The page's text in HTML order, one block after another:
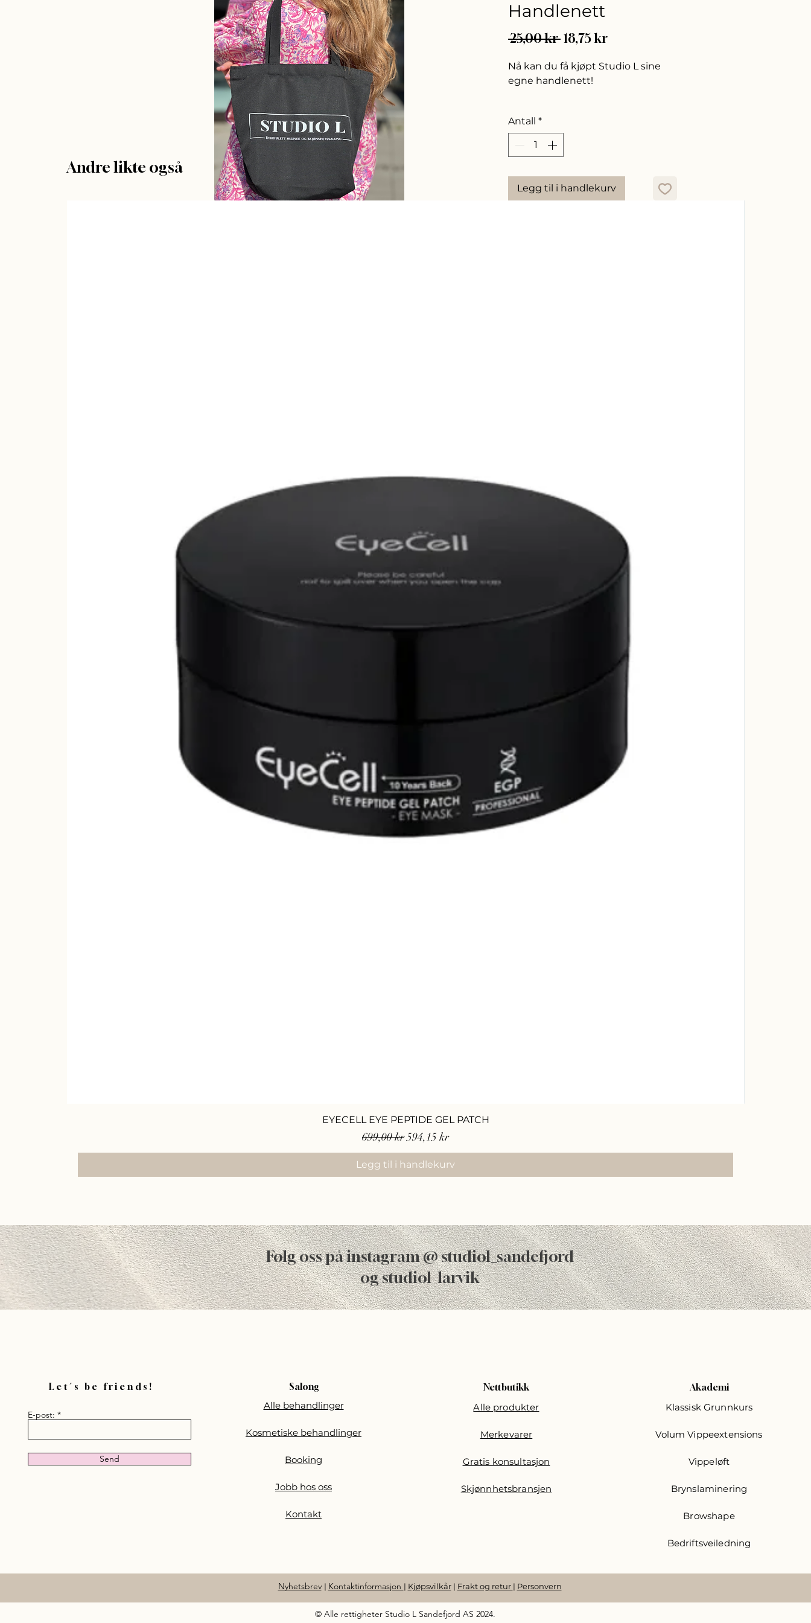
Handlenett
25,00 kr Vanlig
18,75 krSalgspris
Nå kan du få kjøpt Studio L sine
egne handlenett!
Antall *
Legg til i handlekurv
Andre likte også
EYECELL EYE PEPTIDE GEL PATCH
Vanlig pris
699,00 kr Salgspris
594,15 kr
Legg til i handlekurv
Følg oss på instagram @ studiol_sandefjord
og studiol_larvik
Let´s be friends!
E-post:
Send
Salong
Alle behandlinger
Kosmetiske behandlinger
Booking
Jobb hos oss
Kontakt
Nettbutikk
Alle produkter
Merkevarer
Gratis konsultasjon
Skjønnhetsbransjen
Akademi
Klassisk Grunnkurs
Volum Vippeextensions
Vippeløft
Brynslaminering
Browshape
Bedriftsveiledning
Nyhetsbrev | Kontaktinformasjon | Kjøpsvilkår| Frakt og retur | Personvern
© Alle rettigheter Studio L Sandefjord AS 2024.